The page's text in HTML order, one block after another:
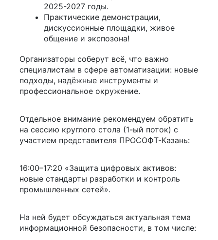
2025-2027 годы.
Практические демонстрации,
дискуссионные площадки, живое
общение и экспозона!
Организаторы соберут всё, что важно
специалистам в сфере автоматизации: новые
подходы, надёжные инструменты и
профессиональное окружение.
Отдельное внимание рекомендуем обратить
на сессию круглого стола (1-ый поток) с
участием представителя ПРОСОФТ-Казань:
16:00–17:20 «Защита цифровых активов:
новые стандарты разработки и контроль
промышленных сетей».
На ней будет обсуждаться актуальная тема
информационной безопасности, в том числе: